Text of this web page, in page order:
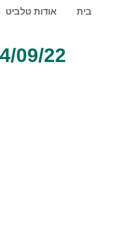
בית אודות טלביט
14/09/22: סקירה קצרה על תהליך עליית